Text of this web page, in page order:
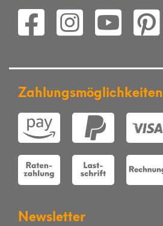
Zahlungsmöglichkeiten
Newsletter